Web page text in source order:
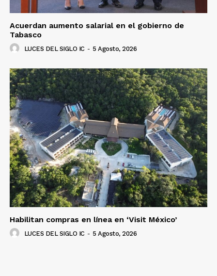
Acuerdan aumento salarial en el gobierno de
Tabasco
LUCES DEL SIGLO IC - 5 Agosto, 2026
Habilitan compras en línea en ‘Visit México’
LUCES DEL SIGLO IC - 5 Agosto, 2026